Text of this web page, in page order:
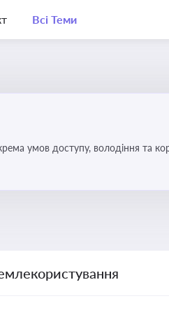
Всі Теми
умов доступу, володіння та